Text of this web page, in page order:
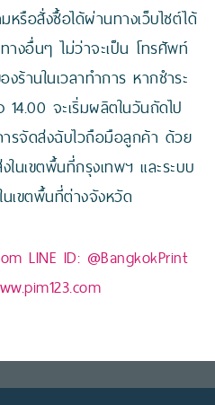
รือสั่งซื้อได้ผ่านทางเว็บไซต์ได้
งอื่นๆ ไม่ว่าจะเป็น โทรศัพท์
ร้านในเวลาทำการ หากชำระ
14.00 จะเริ่มผลิตในวันถัดไป
รจัดส่งฉับไวถือมือลูกค้า ด้วย
ในเขตพื้นที่กรุงเทพฯ และระบบ
เขตพื้นที่ต่างจังหวัด
LINE ID: @BangkokPrint